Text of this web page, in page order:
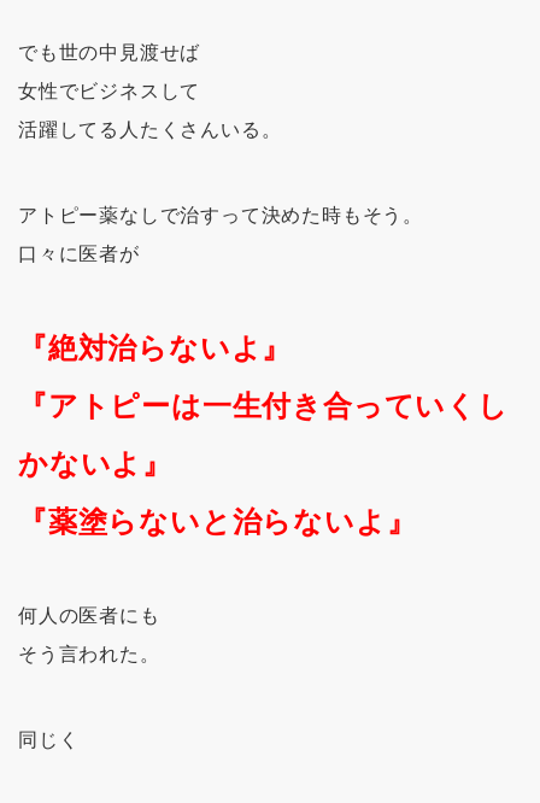
でも世の中見渡せば
女性でビジネスして
活躍してる人たくさんいる。
アトピー薬なしで治すって決めた時もそう。
口々に医者が
『絶対治らないよ』
『アトピーは一生付き合っていくし
かないよ』
『薬塗らないと治らないよ』
何人の医者にも
そう言われた。
同じく